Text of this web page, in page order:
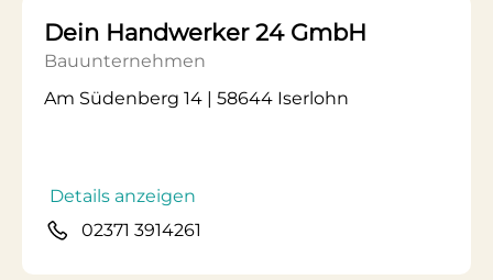
Dein Handwerker 24 GmbH
Bauunternehmen
Am Südenberg 14 | 58644 Iserlohn
Details anzeigen
02371 3914261